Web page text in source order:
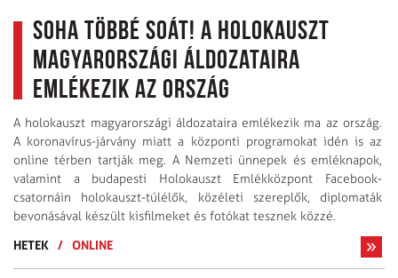
Soha többé soát! A holokauszt
magyarországi áldozataira
emlékezik az ország
A holokauszt magyarországi áldozataira emlékezik ma az ország.
A koronavírus-járvány miatt a központi programokat idén is az
online térben tartják meg. A Nemzeti ünnepek és emléknapok,
valamint a budapesti Holokauszt Emlékközpont Facebook-
csatornáin holokauszt-túlélők, közéleti szereplők, diplomaták
bevonásával készült kisfilmeket és fotókat tesznek közzé.
HETEK
/ ONLINE